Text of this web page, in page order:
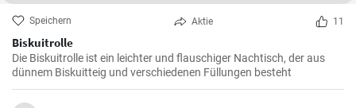
Speichern Aktie 11
Biskuitrolle
Die Biskuitrolle ist ein leichter und flauschiger Nachtisch, der aus
dünnem Biskuitteig und verschiedenen Füllungen besteht